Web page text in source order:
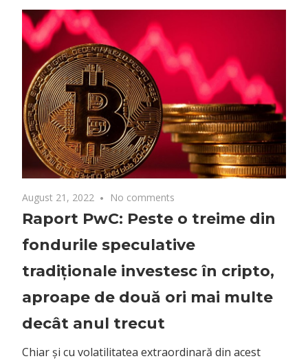
August 21, 2022 No comments
Raport PwC: Peste o treime din
fondurile speculative
tradiționale investesc în cripto,
aproape de două ori mai multe
decât anul trecut
Chiar și cu volatilitatea extraordinară din acest